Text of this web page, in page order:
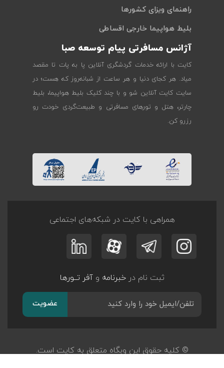
راهنمای ویزای کشورها
بلیط هواپیما خارجی اقساطی
آژانس مسافرتی پیام توسعه صبا
کایت با ارائه خدمات گردشگری آنلاین پا به پات تا مقصد
میاد. هر کجای دنیا و هر ساعت از شبانه‌روز که هست؛ در
سایت کایت آنلاین شو و با چند کلیک بلیط هواپیما، بلیط
چارتر، هتل و تورهای مسافرتی و طبیعت‌گردی خودت رو
رزرو کن.
همراهی با کایت در شبکه‌های اجتماعی
ثبت نام درخبرنامه وآفر تــورها
عضویت
© کلیه حقوق این وبگاه متعلق به کایت است.